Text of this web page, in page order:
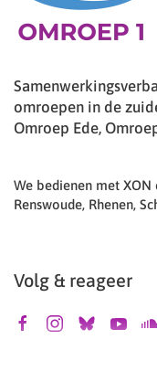
omroepen in de
Omroep Ede,
We bedienen met XON
Renswoude, Rhenen,
Volg & reageer